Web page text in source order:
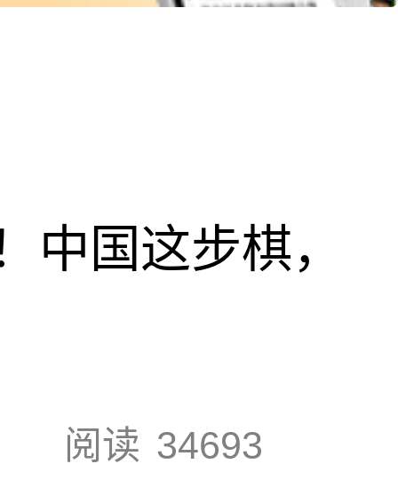
中国这步棋，
阅读 34693